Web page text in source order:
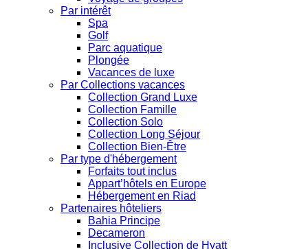
Par intérêt
Spa
Golf
Parc aquatique
Plongée
Vacances de luxe
Par Collections vacances
Collection Grand Luxe
Collection Famille
Collection Solo
Collection Long Séjour
Collection Bien-Être
Par type d'hébergement
Forfaits tout inclus
Appart’hôtels en Europe
Hébergement en Riad
Partenaires hôteliers
Bahia Principe
Decameron
Inclusive Collection de Hyatt